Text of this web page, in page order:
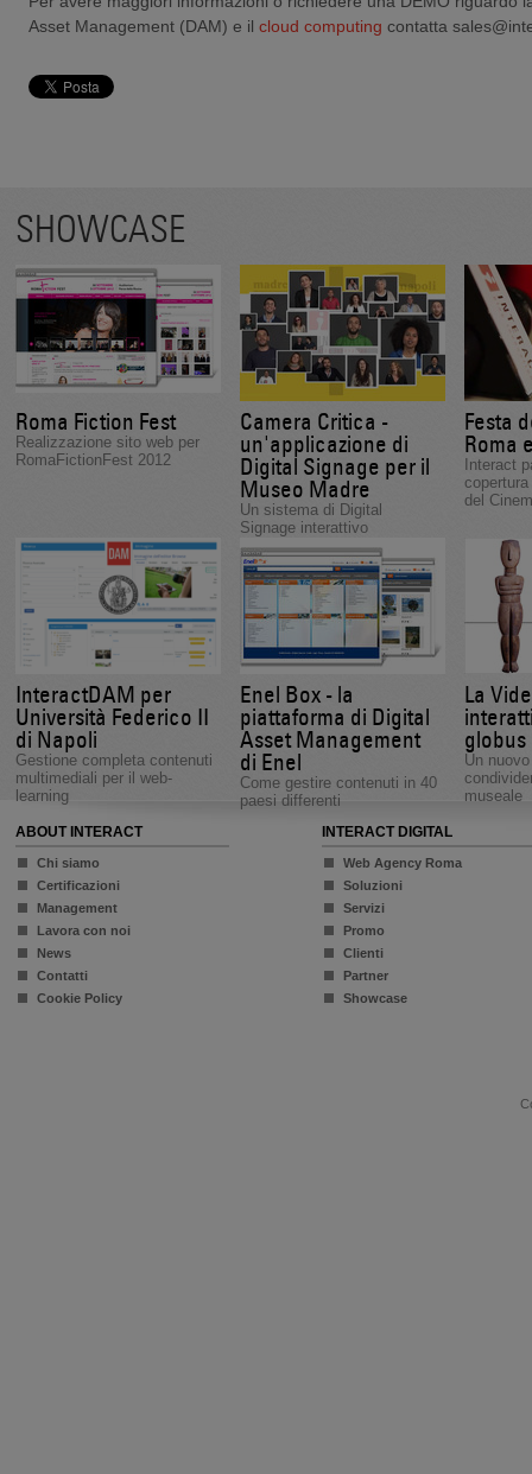
Asset Management (DAM) e il cloud computing contatta
SHOWCASE
Roma Fiction Fest
Realizzazione sito web per
RomaFictionFest 2012
Camera Critica -
un'applicazione di
Digital Signage per il
Museo Madre
Un sistema di Digital
Signage interattivo
Festa
Roma
Interact
del
InteractDAM per
Università Federico II
di Napoli
Gestione completa contenuti
multimediali per il web-
learning
Enel Box - la
piattaforma di Digital
Asset Management
di Enel
Come gestire contenuti in 40
paesi differenti
La
globus
Un
museale
ABOUT INTERACT
Chi siamo
Certificazioni
Management
Lavora con noi
News
Contatti
Cookie Policy
INTERACT DIGITAL
Web Agency Roma
Soluzioni
Servizi
Promo
Clienti
Partner
Showcase